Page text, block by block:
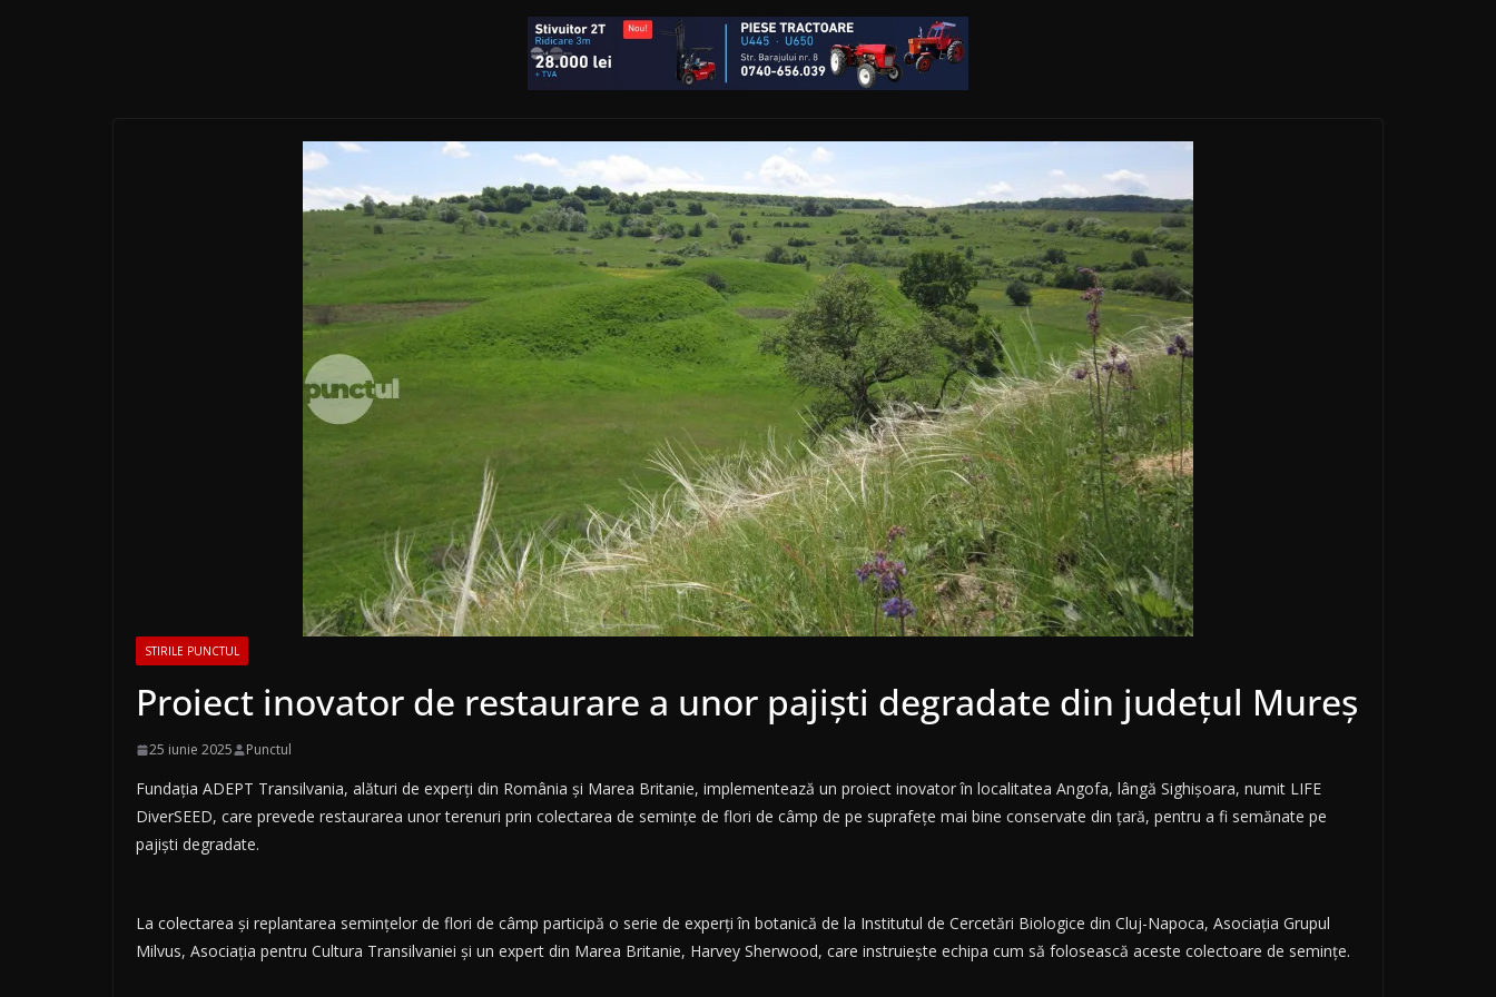
STIRILE PUNCTUL
Proiect inovator de restaurare a unor pajiști degradate din județul Mureș
25 iunie 2025 Punctul
Fundația ADEPT Transilvania, alături de experți din România și Marea Britanie, implementează un proiect inovator în localitatea Angofa, lângă Sighișoara, numit LIFE
DiverSEED, care prevede restaurarea unor terenuri prin colectarea de semințe de flori de câmp de pe suprafețe mai bine conservate din țară, pentru a fi semănate pe
pajiști degradate.
La colectarea și replantarea semințelor de flori de câmp participă o serie de experți în botanică de la Institutul de Cercetări Biologice din Cluj-Napoca, Asociația Grupul
Milvus, Asociația pentru Cultura Transilvaniei și un expert din Marea Britanie, Harvey Sherwood, care instruiește echipa cum să folosească aceste colectoare de semințe.